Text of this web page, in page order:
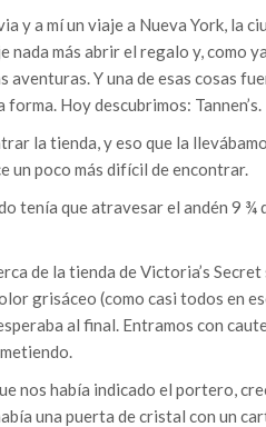
y a mí un viaje a Nueva York, la
nada más abrir el regalo y, como
aventuras. Y una de esas cosas
Hoy descubrimos: Tannen’s.
la tienda, y eso que la
un poco más difícil de encontrar.
tenía que atravesar el andén 9 ¾
de la tienda de Victoria’s
grisáceo (como casi todos en
al final. Entramos con
nos había indicado el portero,
una puerta de cristal con un